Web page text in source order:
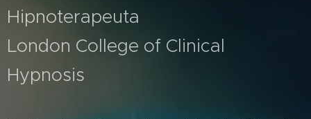
Hipnoterapeuta
London College of Clinical
Hypnosis